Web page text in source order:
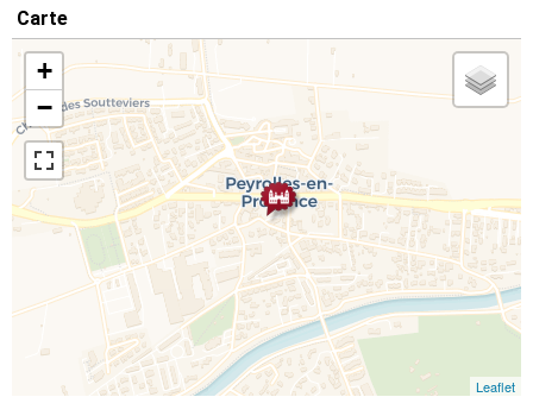
Carte
+
−
Leaflet